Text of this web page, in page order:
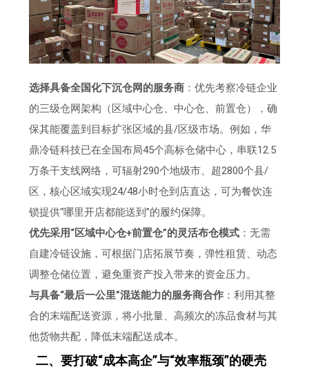
选择具备全国化下沉仓网的服务商 ：优先考察冷链企业
的三级仓网架构（区域中心仓、中心仓、前置仓），确
保其能覆盖到目标扩张区域的县/区级市场。例如，华
鼎冷链科技已在全国布局45个高标仓储中心，串联12.5
万条干支线网络，可辐射290个地级市、超2800个县/
区，核心区域实现24/48小时仓到店直达，可为餐饮连
锁提供“哪里开店都能送到”的履约保障。
优先采用“区域中心仓+前置仓”的灵活布仓模式 ：无需
自建冷链设施，可根据门店拓展节奏，弹性租赁、动态
调整仓储位置，避免重资产投入带来的资金压力。
与具备“最后一公里”混送能力的服务商合作 ：利用其整
合的末端配送资源，将小批量、高频次的冻品食材与其
他货物共配，降低末端配送成本。
二、要打破“成本高企”与“效率瓶颈”的硬壳